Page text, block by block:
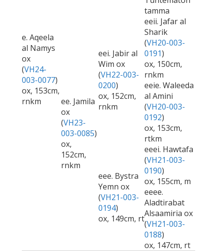
e. Aqeela
al Namys
ox
(VH24-
003-0077)
ox, 153cm,
rnkm
tamma
ee. Jamila
ox
(VH23-
003-0085)
ox,
152cm,
rnkm
eei. Jabir al
Wim ox
(VH22-003-
0200)
ox, 152cm,
rnkm
eeii. Jafar al
Sharik
(VH20-003-
0191)
ox, 150cm,
rnkm
eeie. Waleeda
al Amini
(VH20-003-
0192)
ox, 153cm,
rtkm
eee. Bystra
Yemn ox
(VH21-003-
0194)
ox, 149cm, rt
eeei. Hawtafa
(VH21-003-
0190)
ox, 155cm, m
eeee.
Aladtirabat
Alsaamiria ox
(VH21-003-
0188)
ox, 147cm, rt